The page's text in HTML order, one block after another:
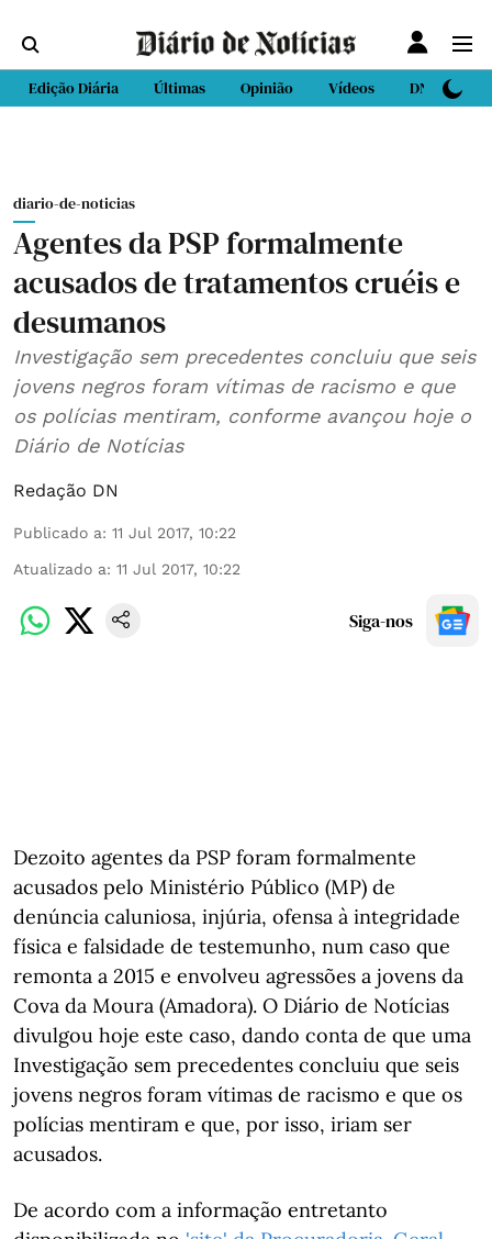
Edição Diária Últimas Opinião Vídeos DN Sport
diario-de-noticias
Agentes da PSP formalmente
acusados de tratamentos cruéis e
desumanos
Investigação sem precedentes concluiu que seis
jovens negros foram vítimas de racismo e que
os polícias mentiram, conforme avançou hoje o
Diário de Notícias
Redação DN
Publicado a: 11 Jul 2017, 10:22
Atualizado a: 11 Jul 2017, 10:22
Siga-nos
Dezoito agentes da PSP foram formalmente
acusados pelo Ministério Público (MP) de
denúncia caluniosa, injúria, ofensa à integridade
física e falsidade de testemunho, num caso que
remonta a 2015 e envolveu agressões a jovens da
Cova da Moura (Amadora). O Diário de Notícias
divulgou hoje este caso, dando conta de que uma
Investigação sem precedentes concluiu que seis
jovens negros foram vítimas de racismo e que os
polícias mentiram e que, por isso, iriam ser
acusados.
De acordo com a informação entretanto